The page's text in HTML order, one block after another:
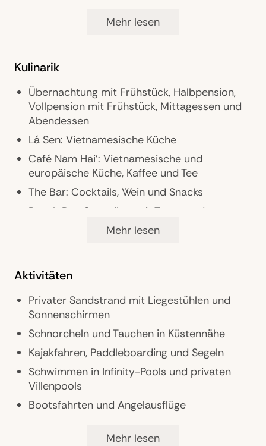
Gästebetreuung: Concierge
Restaurants: 2
Bars: 2
Parkmöglichkeiten: Parkplätze und Valet
Parking gegen Gebühr
Zimmer: 100
Landeskategorie: 5,5 Sterne
Eigene Kräuter- und Gemüsegärten, Spa über
Lotusblüten-Lagune
Mehr lesen
Kulinarik
Übernachtung mit Frühstück, Halbpension,
Vollpension mit Frühstück, Mittagessen und
Abendessen
Lá Sen: Vietnamesische Küche
Café Nam Hai': Vietnamesische und
europäische Küche, Kaffee und Tee
The Bar: Cocktails, Wein und Snacks
Beach Bar: Strandbar mit Tapas und
vietnamesischen Cocktails
Spa-Pavillons über der Lagune mit
Lotusblüten
Yogakurse, Klangschalen-Meditation
Fitnesscenter mit Personal Training, Sauna
und Dampfbad
Mehr lesen
Aktivitäten
Privater Sandstrand mit Liegestühlen und
Sonnenschirmen
Schnorcheln und Tauchen in Küstennähe
Kajakfahren, Paddleboarding und Segeln
Schwimmen in Infinity-Pools und privaten
Villenpools
Bootsfahrten und Angelausflüge
Mehr lesen